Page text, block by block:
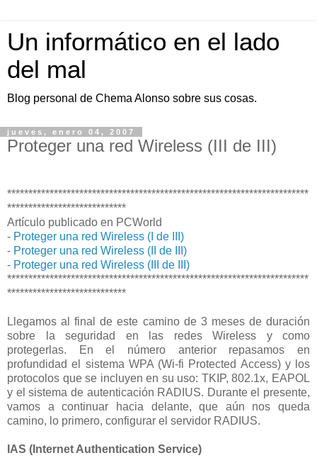
Un informático en el lado
del mal
Blog personal de Chema Alonso sobre sus cosas.
jueves, enero 04, 2007
Proteger una red Wireless (III de III)
***********************************************************************
****************************
Artículo publicado en PCWorld
- Proteger una red Wireless (I de III)
- Proteger una red Wireless (II de III)
- Proteger una red Wireless (III de III)
***********************************************************************
****************************
Llegamos al final de este camino de 3 meses de duración
sobre la seguridad en las redes Wireless y como
protegerlas. En el número anterior repasamos en
profundidad el sistema WPA (Wi-fi Protected Access) y los
protocolos que se incluyen en su uso: TKIP, 802.1x, EAPOL
y el sistema de autenticación RADIUS. Durante el presente,
vamos a continuar hacia delante, que aún nos queda
camino, lo primero, configurar el servidor RADIUS.
IAS (Internet Authentication Service)